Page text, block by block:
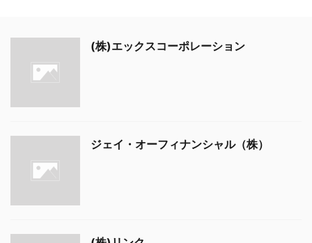
(株)エックスコーポレーション
ジェイ・オーフィナンシャル（株）